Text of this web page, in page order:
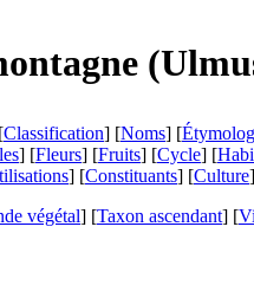
(
Classification] [Noms] [
] [Fleurs] [Fruits] [Cycle] [
] [Constituants] [Culture
végétal] [Taxon ascendant] [